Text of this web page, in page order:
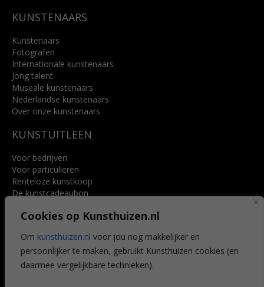
Cookies op Kunsthuizen.nl
Om kunsthuizen.nl voor jou nog makkelijker en
persoonlijker te maken, gebruikt Kunsthuizen cookies (en
daarmee vergelijkbare technieken).
KUNSTENAARS
Kunstenaars
Fotografen
Internationale kunstenaars
Jong talent
Museale kunstenaars
Nederlandse kunstenaars
Over onze kunstenaars
KUNSTUITLEEN
Voor bedrijven
Voor particulieren
Renteloze kunstkoop
De kunstcadeaubon
Voordelen
Veelgestelde vragen
CONTACT